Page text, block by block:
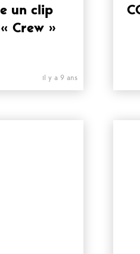
un clip
Crew »
il y a 9 ans